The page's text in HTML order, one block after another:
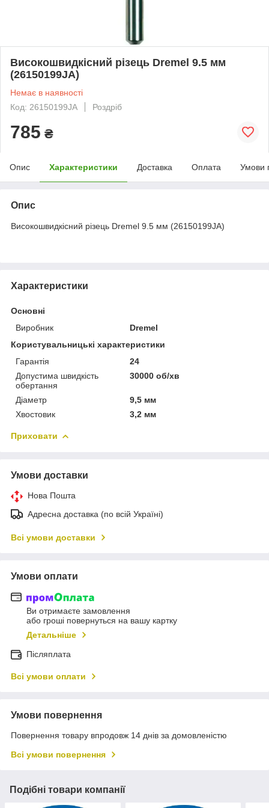
Високошвидкісний різець Dremel 9.5 мм
(26150199JA)
Немає в наявності
Код: 26150199JA
Роздріб
785 ₴
Опис Характеристики Доставка Оплата Умови
Опис
Високошвидкісний різець Dremel 9.5 мм (26150199JA)
Характеристики
Основні
Виробник
Dremel
Користувальницькі характеристики
Гарантія
24
Допустима швидкість
обертання
30000 об/хв
Діаметр
9,5 мм
Хвостовик
3,2 мм
Приховати
Умови доставки
Нова Пошта
Адресна доставка (по всій Україні)
Всі умови доставки
Умови оплати
Ви отримаєте замовлення
або гроші повернуться на вашу картку
Детальніше
Післяплата
Всі умови оплати
Умови повернення
Повернення товару впродовж 14 днів за домовленістю
Всі умови повернення
Подібні товари компанії